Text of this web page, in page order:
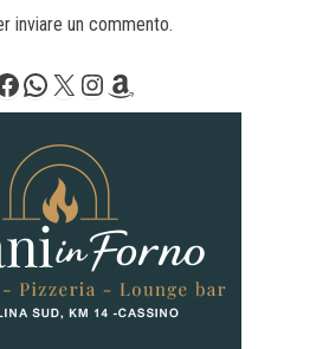
inviare un commento.
WhatsApp
X Instagram
Amazon